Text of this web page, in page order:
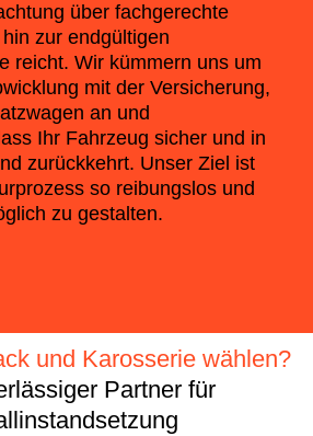
über fachgerechte
zur endgültigen
reicht. Wir kümmern uns um
mit der Versicherung,
an und
Ihr Fahrzeug sicher und in
zurückkehrt. Unser Ziel ist
so reibungslos und
zu gestalten.
und Karosserie wählen?
Partner für